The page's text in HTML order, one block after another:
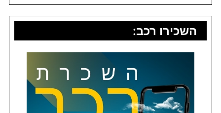
השכירו רכב: